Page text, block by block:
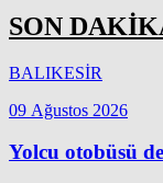
SON
BALIKESİR
09 Ağustos 2026
Yolcu otobüsü